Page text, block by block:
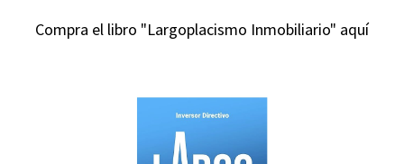
Compra el libro "Largoplacismo Inmobiliario" aquí